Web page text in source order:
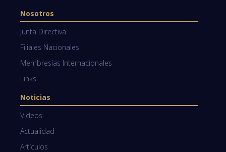
Nosotros
Junta Directiva
Filiales Nacionales
Membresías Internacionales
Links
Noticias
Videos
Actualidad
Artículos